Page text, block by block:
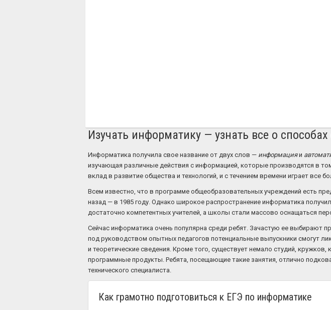
Изучать информатику — узнать все о
Информатика получила свое название от двух слов — информацияи
изучающая различные действия с информацией, которые производятся в
вклад в развитие общества и технологий, и с течением времени играет все
Всем известно, что в программе общеобразовательных учреждений есть
назад — в 1985 году. Однако широкое распространение информатика
достаточно компетентных учителей, а школы стали массово оснащаться
Сейчас информатика очень популярна среди ребят. Зачастую ее выбирают
под руководством опытных педагогов потенциальные выпускники смогут
и теоретические сведения. Кроме того, существует немало студий,
программные продукты. Ребята, посещающие такие занятия, отлично
технического специалиста.
Как грамотно подготовиться к ЕГЭ по информатике